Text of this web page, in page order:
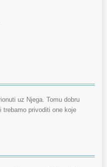
uz Njega. Tomu dobru
trebamo privoditi one koje